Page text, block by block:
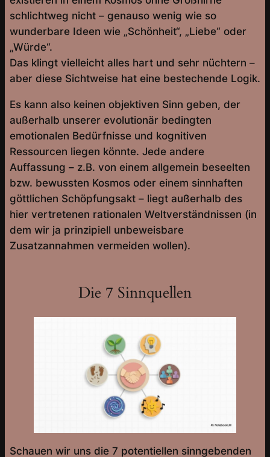
schlichtweg nicht – genauso wenig wie so
wunderbare Ideen wie „Schönheit“, „Liebe“ oder
„Würde“.
Das klingt vielleicht alles hart und sehr nüchtern –
aber diese Sichtweise hat eine bestechende Logik.
Es kann also keinen objektiven Sinn geben, der
außerhalb unserer evolutionär bedingten
emotionalen Bedürfnisse und kognitiven
Ressourcen liegen könnte. Jede andere
Auffassung – z.B. von einem allgemein beseelten
bzw. bewussten Kosmos oder einem sinnhaften
göttlichen Schöpfungsakt – liegt außerhalb des
hier vertretenen rationalen Weltverständnissen (in
dem wir ja prinzipiell unbeweisbare
Zusatzannahmen vermeiden wollen).
Die 7 Sinnquellen
Schauen wir uns die 7 potentiellen sinngebenden